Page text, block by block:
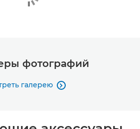
фотографий
галерею 